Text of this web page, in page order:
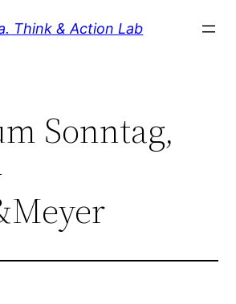
Think & Action Lab
Sonntag,